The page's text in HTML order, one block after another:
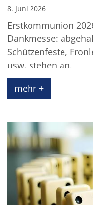
8. Juni 2026
Erstkommunion
Dankmesse:
Schützenfeste,
usw. stehen an.
mehr +